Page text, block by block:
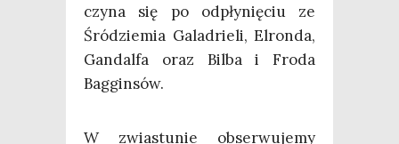
czy­na się po odpły­nię­ciu ze
Śród­zie­mia Gala­drie­li, Elron­da,
Gan­dal­fa oraz Bil­ba i Fro­da
Bagginsów.
W zwia­stu­nie obser­wu­je­my